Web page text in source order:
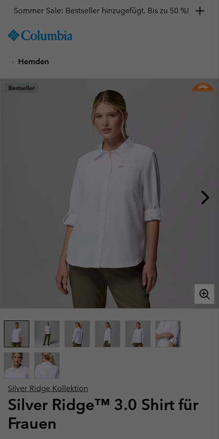
TO
SKIP
MAIN
NAV
Sommer Sale: Bestseller hinzugefügt. Bis zu 50 %!
Hemden
Silver Ridge Kollektion
Silver Ridge™ 3.0 Shirt für
Frauen
Bestseller